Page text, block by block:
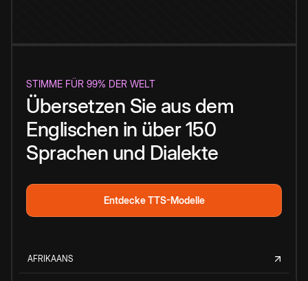
STIMME FÜR 99% DER WELT
Übersetzen Sie aus dem
Englischen in über 150
Sprachen und Dialekte
Entdecke TTS-Modelle
AFRIKAANS